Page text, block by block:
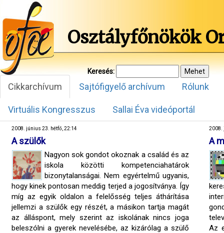
Osztályfőnökök
Keresés:
Cikkarchívum Sajtófigyelő archívum Rólunk
Virtuális Kongresszus Sallai Éva videóportál
2008. június 23. hétfő, 22:14
A szülők
Nagyon sok gondot okoznak a család és az
iskola közötti kompetenciahatárok
bizonytalanságai. Nem egyértelmű ugyanis,
hogy kinek pontosan meddig terjed a jogosítványa. Így
míg az egyik oldalon a felelősség teljes áthárítása
jellemzi a szülők egy részét, a másikon tartja magát
az álláspont, mely szerint az iskolának nincs joga
beleszólni a gyerek nevelésébe, az kizárólag a szülő
2008.
A
Az